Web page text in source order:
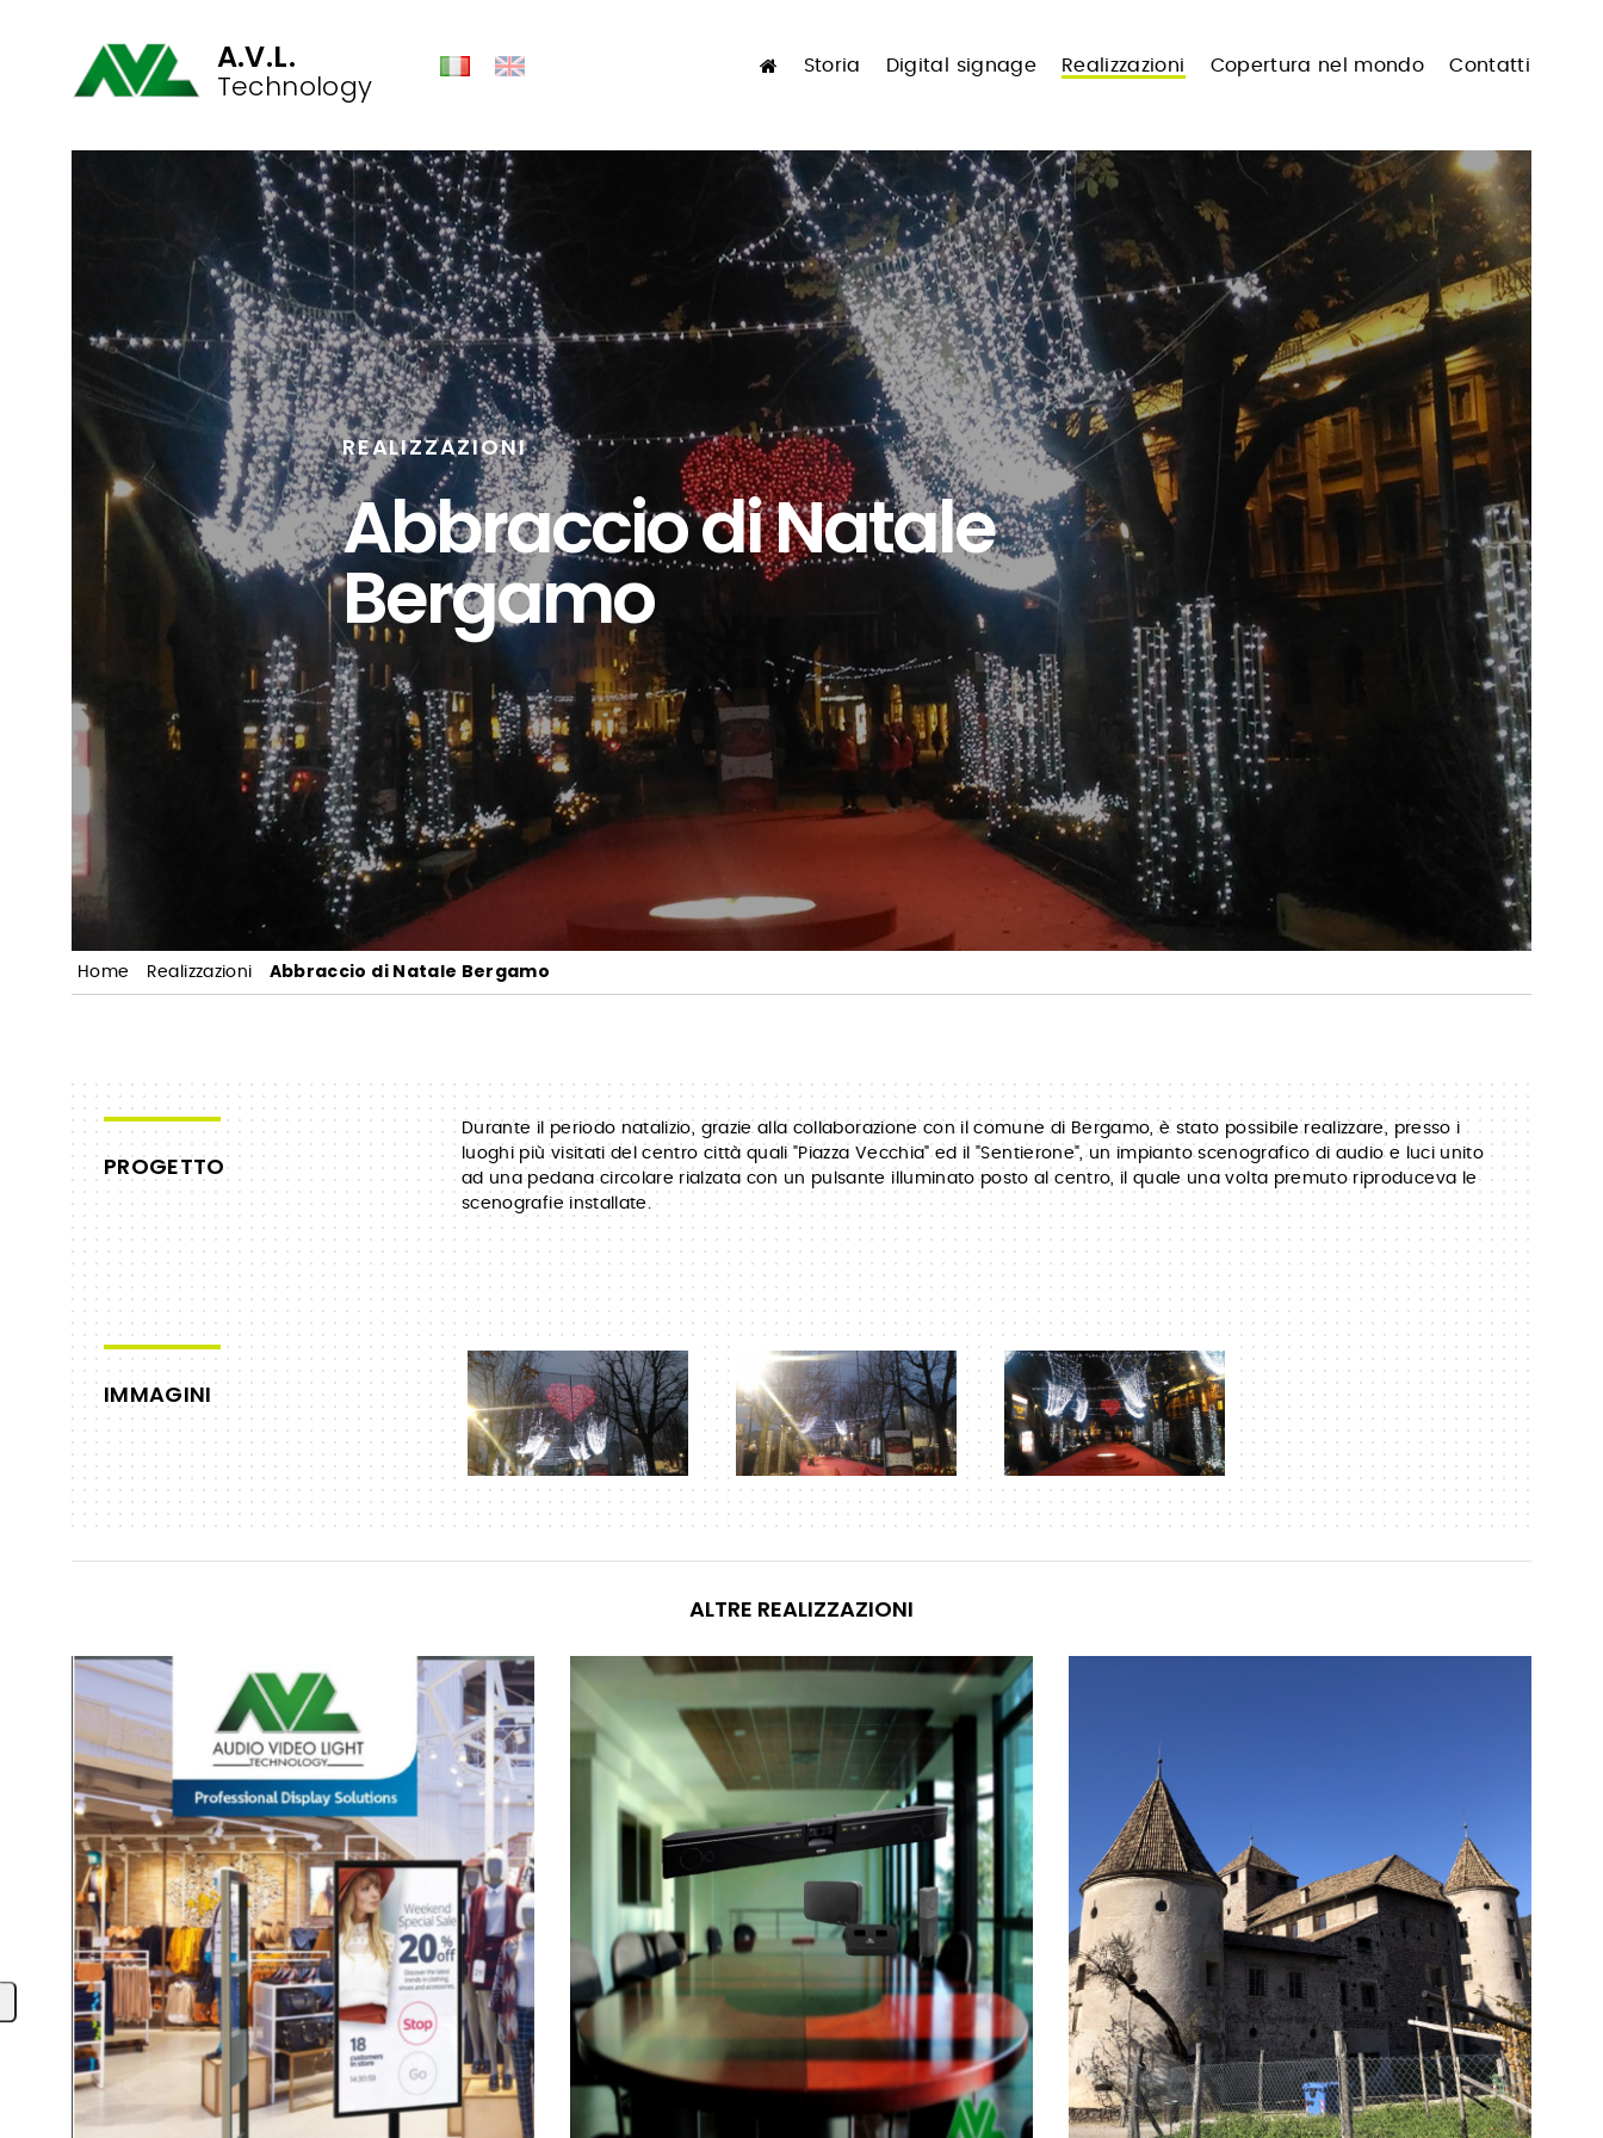
A.V.L.
Technology
Storia Digital signage Realizzazioni Copertura nel mondo Contatti
REALIZZAZIONI
Abbraccio di Natale
Bergamo
Home Realizzazioni Abbraccio di Natale Bergamo
PROGETTO
Durante il periodo natalizio, grazie alla collaborazione con il comune di Bergamo, è stato possibile realizzare, presso i
luoghi più visitati del centro città quali "Piazza Vecchia" ed il "Sentierone", un impianto scenografico di audio e luci unito
ad una pedana circolare rialzata con un pulsante illuminato posto al centro, il quale una volta premuto riproduceva le
scenografie installate.
IMMAGINI
ALTRE REALIZZAZIONI